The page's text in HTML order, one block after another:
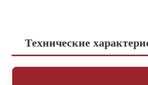
Технические